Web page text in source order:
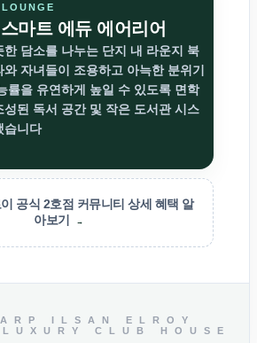
마트 에듀 에어리어
한 담소를 나누는 단지 내 라운지 북
와 자녀들이 조용하고 아늑한 분위기
률을 유연하게 높일 수 있도록 면학
성된 독서 공간 및 작은 도서관 시스
습니다
공식 2호점 커뮤니티 상세 혜택 알
아보기
→
ILSAN ELROY
CLUB HOUSE